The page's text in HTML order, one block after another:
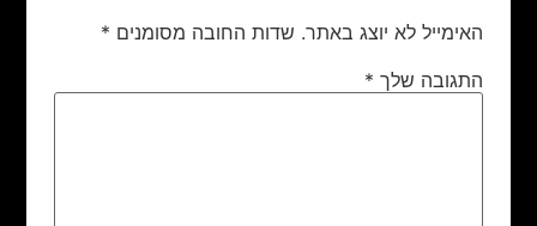
האימייל לא יוצג באתר. שדות החובה מסומנים *
התגובה שלך *